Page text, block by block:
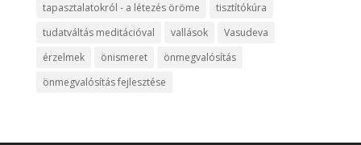
tapasztalatokról - a létezés öröme
tisztítókúra
tudatváltás meditációval
vallások
Vasudeva
érzelmek
önismeret
önmegvalósítás
önmegvalósítás fejlesztése